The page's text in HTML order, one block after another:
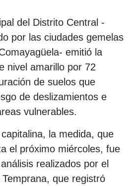
del Distrito Central -
por las ciudades gemelas
emitió la
nivel amarillo por 72
de suelos que
de deslizamientos e
vulnerables.
la medida, que
el próximo miércoles, fue
realizados por el
que registró